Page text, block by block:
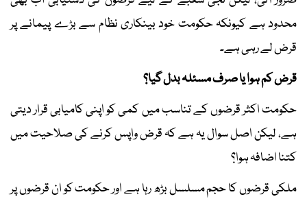
محدود ہے کیونکہ حکومت خود بینکاری نظام سے بڑے پیمانے پر
قرض لے رہی ہے۔
قرض کم ہوا یا صرف مسئلہ بدل گیا؟
حکومت اکثر قرضوں کے تناسب میں کمی کو اپنی کامیابی قرار دیتی
ہے، لیکن اصل سوال یہ ہے کہ قرض واپس کرنے کی صلاحیت میں
کتنا اضافہ ہوا؟
ملکی قرضوں کا حجم مسلسل بڑھ رہا ہے اور حکومت کو ان قرضوں پر